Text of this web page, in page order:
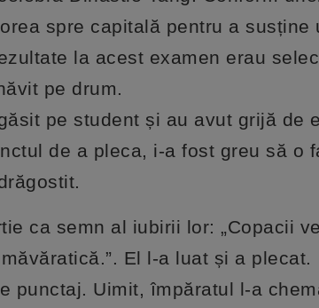
spre capitală pentru a susține
la acest examen erau
pe drum.
pe student și au avut grijă de
de a pleca, i-a fost greu să o
ca semn al iubirii lor: „Copacii
El l-a luat și a plecat.
punctaj. Uimit, împăratul l-a